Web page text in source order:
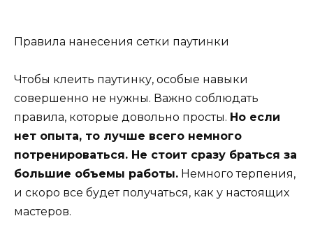
Правила нанесения сетки паутинки
Чтобы клеить паутинку, особые навыки
совершенно не нужны. Важно соблюдать
правила, которые довольно просты. Но если
нет опыта, то лучше всего немного
потренироваться. Не стоит сразу браться за
большие объемы работы. Немного терпения,
и скоро все будет получаться, как у настоящих
мастеров.